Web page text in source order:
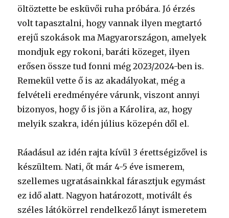
öltöztette be esküvői ruha próbára. Jó érzés
volt tapasztalni, hogy vannak ilyen megtartó
erejű szokások ma Magyarországon, amelyek
mondjuk egy rokoni, baráti közeget, ilyen
erősen össze tud fonni még 2023/2024-ben is.
Remekül vette ő is az akadályokat, még a
felvételi eredményére várunk, viszont annyi
bizonyos, hogy ő is jön a Károlira, az, hogy
melyik szakra, idén július közepén dől el.
Ráadásul az idén rajta kívül 3 érettségizővel is
készültem. Nati, őt már 4-5 éve ismerem,
szellemes ugratásainkkal fárasztjuk egymást
ez idő alatt. Nagyon határozott, motivált és
széles látókörrel rendelkező lányt ismeretem